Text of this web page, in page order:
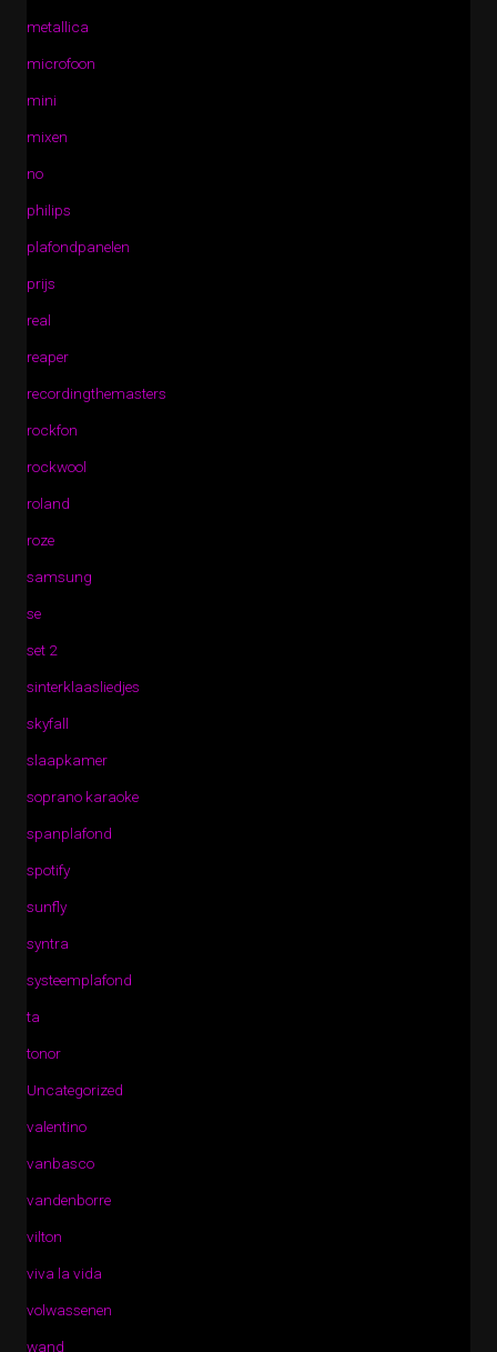
metallica
microfoon
mini
mixen
no
philips
plafondpanelen
prijs
real
reaper
recordingthemasters
rockfon
rockwool
roland
roze
samsung
se
set 2
sinterklaasliedjes
skyfall
slaapkamer
soprano karaoke
spanplafond
spotify
sunfly
syntra
systeemplafond
ta
tonor
Uncategorized
valentino
vanbasco
vandenborre
vilton
viva la vida
volwassenen
wand